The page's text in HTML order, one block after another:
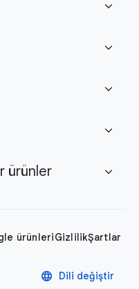
expand_more
expand_more
expand_more
expand_more
ürünler expand_more
ürünleriGizlilikŞartlar
language Dili değiştir